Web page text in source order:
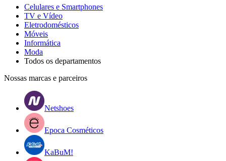
Celulares e Smartphones
TV e Vídeo
Eletrodomésticos
Móveis
Informática
Moda
Todos os departamentos
Nossas marcas e parceiros
Netshoes
Epoca Cosméticos
KaBuM!